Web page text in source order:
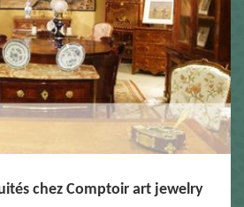
chez Comptoir art jewelry